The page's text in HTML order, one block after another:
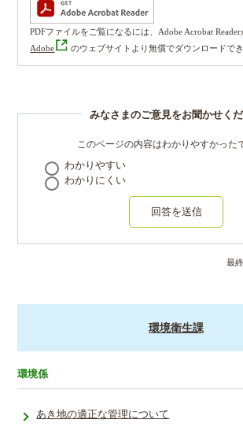
PDFファイルをご覧になるには、Adobe Acrobat Reader
Adobe
のウェブサイトより無償でダウンロードでき
みなさまのご意見をお聞かせく
このページの内容はわかりやすかった
わかりやすい
わかりにくい
回答を送信
最
環境衛生課
環境係
あき地の適正な管理について